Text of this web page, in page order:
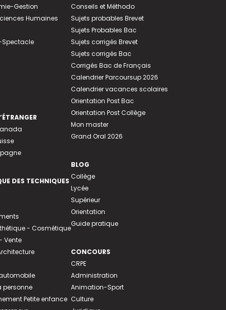
Gestion
Humaines
DES TECHNIQUES
- Cosmétique
Vente
personne
Petite enfance
Conseils et Méthodo
Sujets probables Brevet
Sujets Probables Bac
Sujets corrigés Brevet
Sujets corrigés Bac
Corrigés Bac de Français
Calendrier Parcoursup 2026
Calendrier vacances scolaires
Orientation Post Bac
Orientation Post Collège
Mon master
Grand Oral 2026
BLOG
Collège
Lycée
Supérieur
Orientation
Guide pratique
CONCOURS
CRPE
Administration
Animation-Sport
Culture